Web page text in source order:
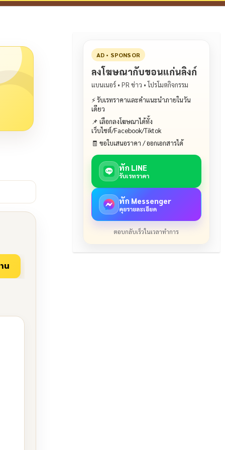
AD • SPONSOR
ลงโฆษณากับขอนแก่นลิงก์
แบนเนอร์ • PR ข่าว • โปรโมตกิจกรรม
⚡ รับเรทราคาและคำแนะนำภายในวัน
เดียว
📌 เลือกลงโฆษณาได้ทั้ง
เว็บไซต์/Facebook/Tiktok
🧾 ขอใบเสนอราคา / ออกเอกสารได้
ทัก LINE
รับเรทราคา
ทัก Messenger
คุยรายละเอียด
ตอบกลับเร็วในเวลาทำการ